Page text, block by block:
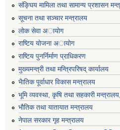
संङ्घिय मामिला तथा सामान्य प्रशासन
सूचना तथा सञ्चार मन्त्रालय
लाेक सेवा अायाेग
राष्टिय याेजना अायाेग
राष्टिय पुनर्निर्माण प्राधिकरण
मुख्यमन्त्री तथा मन्त्रिपरिषद् कार्यालय
भैातिक पूर्वाधार विकास मन्त्रालय
भूमि व्यवस्था, कृषि तथा सहकारी
भाैतिक तथा यातायात मन्त्रालय
नेपाल सरकार गृह मन्त्रालय